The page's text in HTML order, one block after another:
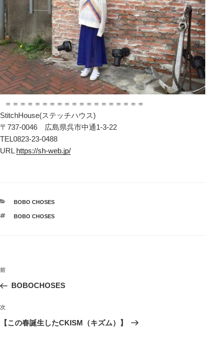
＝＝＝＝＝＝＝＝＝＝＝＝＝＝＝＝＝＝＝
StitchHouse(ステッチハウス)
〒737-0046 広島県呉市中通1-3-22
TEL0823-23-0488
URL https://sh-web.jp/
カ
ゴ
BOBO CHOSES
タ
BOBO CHOSES
投
ナ
ビ
ゲ
前
の
稿
前
BOBOCHOSES
次
の
次
【この春誕生したCKISM（キズム）】